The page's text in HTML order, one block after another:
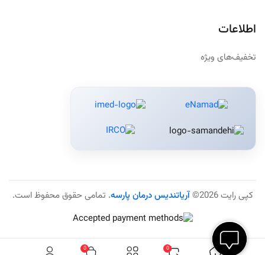
0
0
اطلاعات
تخفیف‌های ویژه
کپی رایت 2026© آریاتندیس درمان پارسه. تمامی حقوق محفوظ است.